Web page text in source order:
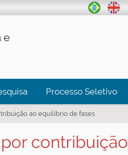
e
Processo Seletivo
ao equilíbrio de fases